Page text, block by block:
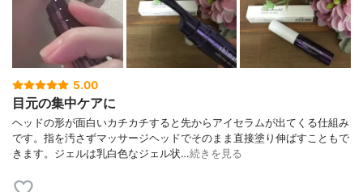
5.00
目元の集中ケアに
ヘッドの形が面白いカチカチすると先からアイセラムが出てくる仕組み
です。指を汚さずマッサージヘッドでそのまま直接塗り伸ばすこともで
きます。ジェルは乳白色なジェル状…続きを見る